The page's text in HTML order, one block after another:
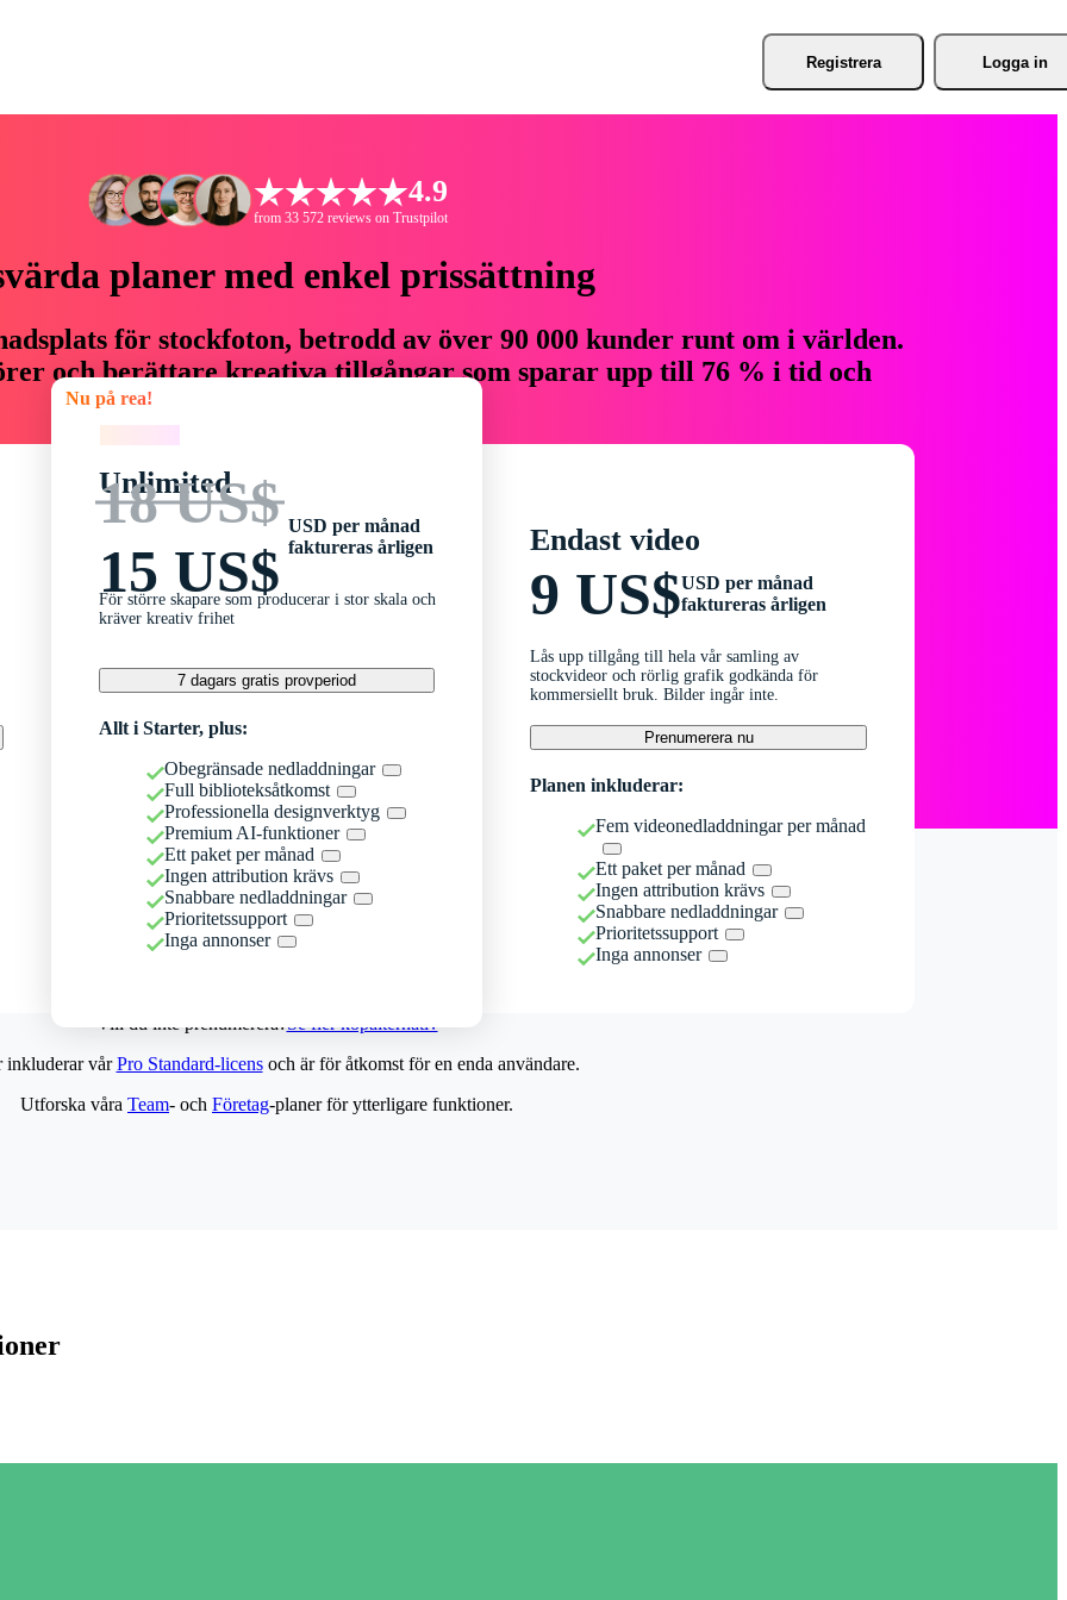
Registrera Logga in
4.9
from 33 572 reviews on Trustpilot
planer med enkel prissättning
för stockfoton, betrodd av över 90 000 kunder runt om i världen.
och berättare kreativa tillgångar som sparar upp till 76 % i tid och
Nu på rea!
Unlimited
18 US$
15 US$
USD per månad
faktureras årligen
För större skapare som producerar i stor skala och
kräver kreativ frihet
7 dagars gratis provperiod
Allt i Starter, plus:
Obegränsade nedladdningar
Full biblioteksåtkomst
Professionella designverktyg
Premium AI-funktioner
Ett paket per månad
Ingen attribution krävs
Snabbare nedladdningar
Prioritetssupport
Inga annonser
Endast video
9 US$USD per månad
faktureras årligen
Lås upp tillgång till hela vår samling av
stockvideor och rörlig grafik godkända för
kommersiellt bruk. Bilder ingår inte.
Prenumerera nu
Planen inkluderar:
Fem videonedladdningar per månad
Ett paket per månad
Ingen attribution krävs
Snabbare nedladdningar
Prioritetssupport
Inga annonser
Vill du inte prenumerera?Se fler köpalternativ
inkluderar vårPro Standard-licensoch är för åtkomst för en enda användare.
Utforska våra Team- och Företag-planer för ytterligare funktioner.